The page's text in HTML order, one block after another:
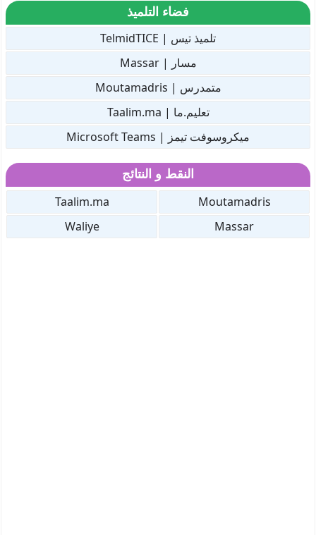
فضاء التلميذ
تلميذ تيس | TelmidTICE
مسار | Massar
متمدرس | Moutamadris
تعليم.ما | Taalim.ma
ميكروسوفت تيمز | Microsoft Teams
النقط و النتائج
Moutamadris
Taalim.ma
Massar
Waliye